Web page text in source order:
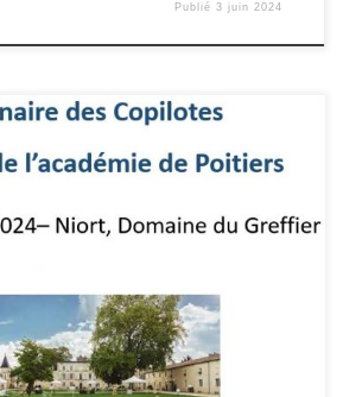
Publié3 juin 2024
a eu lieu le lundi 18 mars au domaine des
de rapprocher […]